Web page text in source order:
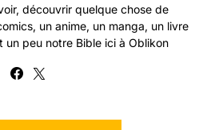
découvrir quelque chose de
un anime, un manga, un livre
un peu notre Bible ici à Oblikon